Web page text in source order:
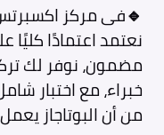
🔹فى مركز اكسبرتس
مضمون، نوفر لك
خبراء، مع اختبار
من أن البوتاجاز